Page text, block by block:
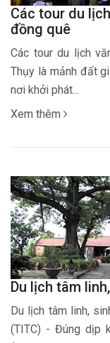
Các tour du
đồng quê
Các tour du lịch
Thụy là mảnh đất
nơi khởi phát...
Xem thêm
Du lịch tâm
Du lịch tâm linh,
(TITC) - Đúng dịp